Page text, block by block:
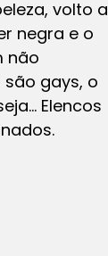
volto a
negra e o
não
gays, o
Elencos